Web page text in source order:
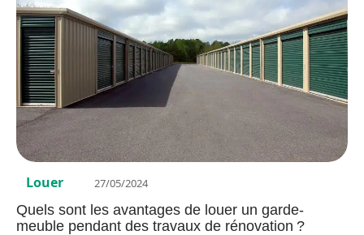
Louer 27/05/2024
Quels sont les avantages de louer un garde-
meuble pendant des travaux de rénovation ?